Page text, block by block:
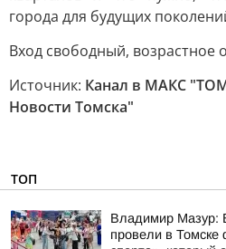
города для будущих
Вход свободный, возрастное
Источник: Канал в МАКС
Новости Томска"
ТОП
Владимир Мазур:
провели в Томске